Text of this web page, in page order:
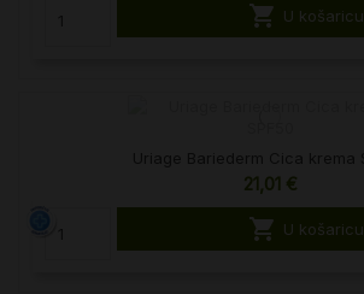
 U košaricu
21,01 €
 U košaricu